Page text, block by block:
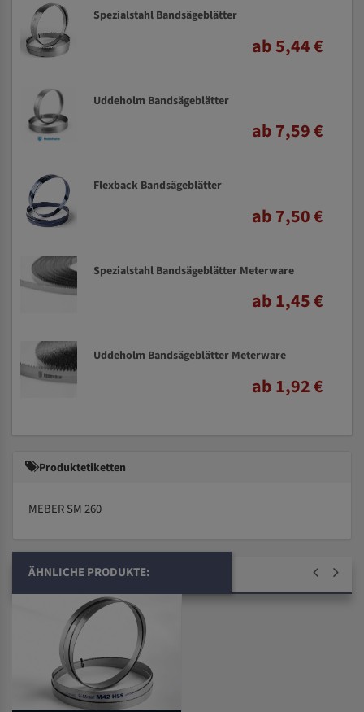
Spezialstahl Bandsägeblätter
ab 5,44 €
Uddeholm Bandsägeblätter
ab 7,59 €
Flexback Bandsägeblätter
ab 7,50 €
Spezialstahl Bandsägeblätter Meterware
ab 1,45 €
Uddeholm Bandsägeblätter Meterware
ab 1,92 €
Produktetiketten
MEBER SM 260
ÄHNLICHE PRODUKTE: